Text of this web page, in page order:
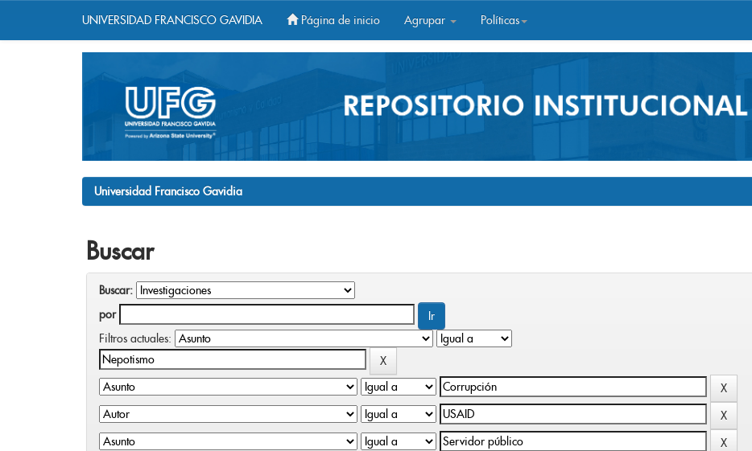
UNIVERSIDAD FRANCISCO GAVIDIA Página de inicio Agrupar Políticas
Universidad Francisco Gavidia
Buscar
Buscar:
por
Filtros actuales: